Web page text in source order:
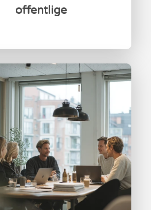
offentlige